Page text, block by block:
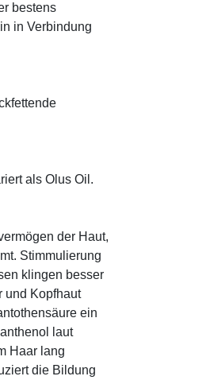
bestens
in Verbindung
als Olus Oil.
der Haut,
Stimmulierung
klingen besser
und Kopfhaut
ein
laut
Haar lang
die Bildung